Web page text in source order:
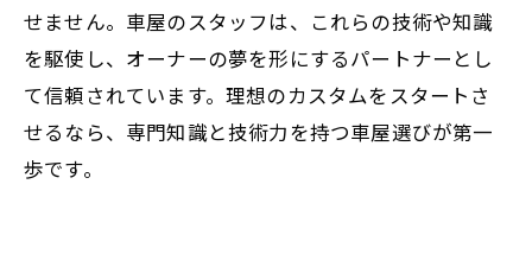
せません。車屋のスタッフは、これらの技術や知識
を駆使し、オーナーの夢を形にするパートナーとし
て信頼されています。理想のカスタムをスタートさ
せるなら、専門知識と技術力を持つ車屋選びが第一
歩です。